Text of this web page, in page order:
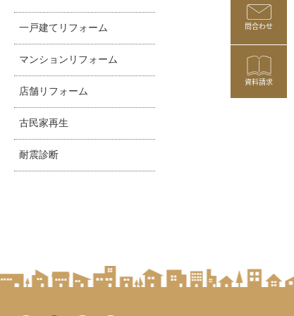
問合わせ
資料請求
一戸建てリフォーム
マンションリフォーム
店舗リフォーム
古民家再生
耐震診断